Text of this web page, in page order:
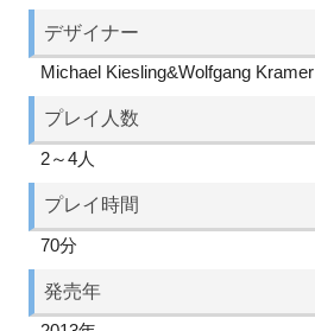
デザイナー
Michael Kiesling&Wolfgang Kramer
プレイ人数
2～4人
プレイ時間
70分
発売年